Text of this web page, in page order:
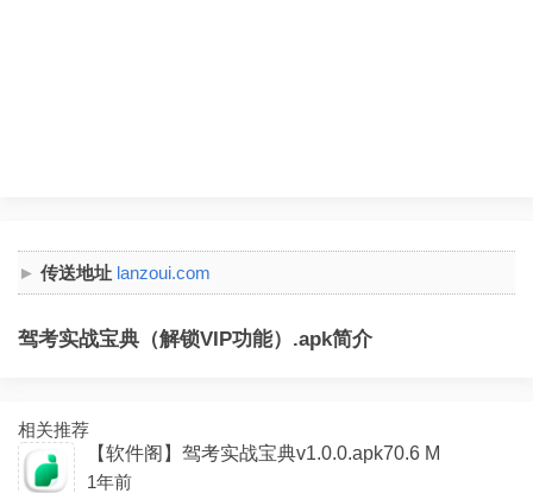
传送地址 lanzoui.com
驾考实战宝典（解锁VIP功能）.apk简介
相关推荐
【软件阁】驾考实战宝典v1.0.0.apk70.6 M
1年前